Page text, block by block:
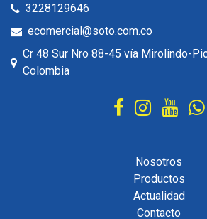
3228129646
ecomercial@soto.com.co
Cr 48 Sur Nro 88-45 vía Mirolindo-
Colombia
Nosotros
Productos
Actualidad
Contacto